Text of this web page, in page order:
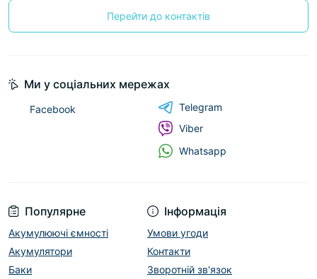
Перейти до контактів
Популярне
Акумулюючі ємності
Акумулятори
Баки
Інформація
Умови угоди
Контакти
Зворотній зв'язок
Ми у соціальних мережах
Facebook
Telegram
Viber
Whatsapp